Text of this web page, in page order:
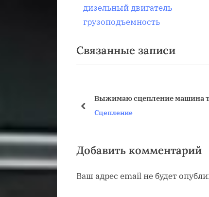
по
р
е
ы
д
а
а
и
дизельный двигатель
грузоподъемность
Связанные записи
Выжимаю сцепление машина
Сцепление
пред
Добавить комментарий
Ваш адрес email не будет